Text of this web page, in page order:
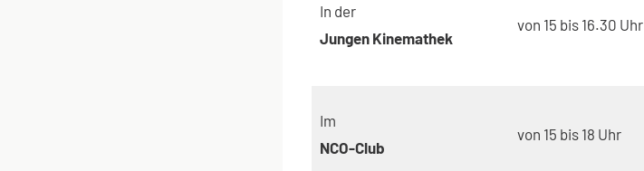
In der
Jungen Kinemathek
von 15 bis 16.30 Uhr
Im
NCO-Club
von 15 bis 18 Uhr